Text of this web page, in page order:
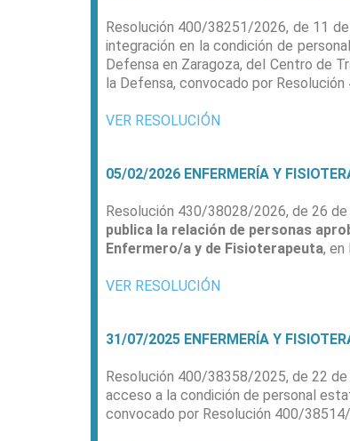
Resolución 400/38251/2026, de 11
integración en la condición de
Defensa en Zaragoza, del Centro de
la Defensa, convocado por
VER RESOLUCIÓN
05/02/2026 ENFERMERÍA Y
Resolución 430/38028/2026, de 26
publica la relación de personas
Enfermero/a y de Fisioterapeuta, en
VER RESOLUCIÓN
31/07/2025 ENFERMERÍA Y
Resolución 400/38358/2025, de 22
acceso a la condición de personal
convocado por Resolución 400/